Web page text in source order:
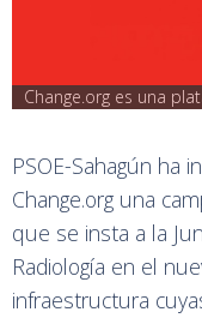
Change.org es una
PSOE-Sahagún ha
Change.org una
que se insta a la
Radiología en el
infraestructura